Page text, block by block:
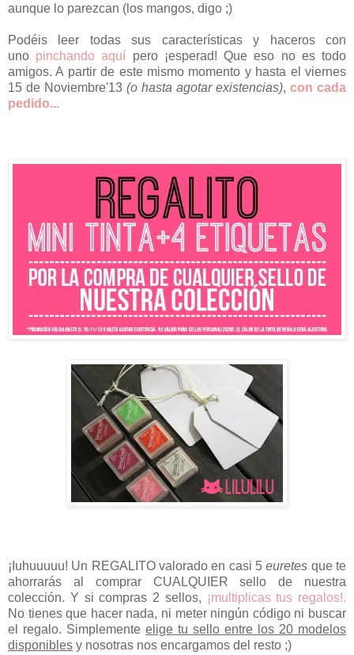
aunque lo parezcan (los mangos, digo ;)
Podéis leer todas sus características y haceros con
uno pinchando aquí pero ¡esperad! Que eso no es todo
amigos. A partir de este mismo momento y hasta el viernes
15 de Noviembre'13 (o hasta agotar existencias), con cada
pedido...
¡Iuhuuuuu! Un REGALITO valorado en casi 5euretes que te
ahorrarás al comprar CUALQUIER sello de nuestra
colección. Y si compras 2 sellos, ¡multiplicas tus regalos!.
No tienes que hacer nada, ni meter ningún código ni buscar
el regalo. Simplemente elige tu sello entre los 20 modelos
disponibles y nosotras nos encargamos del resto ;)